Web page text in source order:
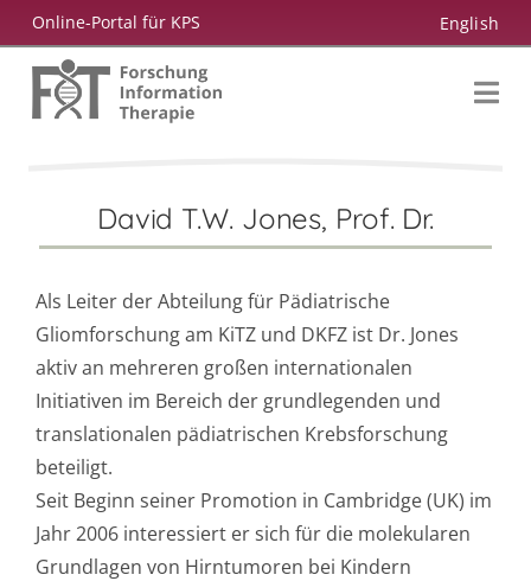
Zum
Inhalt
springen
Online-Portal für KPS English
David T.W. Jones, Prof. Dr.
Als Leiter der Abteilung für Pädiatrische
Gliomforschung am KiTZ und DKFZ ist Dr. Jones
aktiv an mehreren großen internationalen
Initiativen im Bereich der grundlegenden und
translationalen pädiatrischen Krebsforschung
beteiligt.
Seit Beginn seiner Promotion in Cambridge (UK) im
Jahr 2006 interessiert er sich für die molekularen
Grundlagen von Hirntumoren bei Kindern